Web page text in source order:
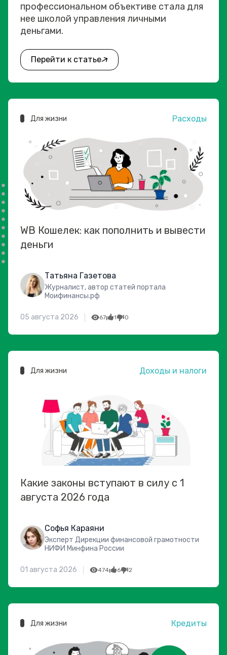
профессиональном объективе стала для
нее школой управления личными
деньгами.
Перейти к статье
Для жизни Расходы
WB Кошелек: как пополнить и вывести
деньги
Татьяна Газетова
Журналист, автор статей портала
Моифинансы.рф
05 августа 2026 67 1 0
Для жизни Доходы и налоги
Какие законы вступают в силу с 1
августа 2026 года
Софья Караяни
Эксперт Дирекции финансовой грамотности
НИФИ Минфина России
01 августа 2026 474 6 2
Для жизни Кредиты